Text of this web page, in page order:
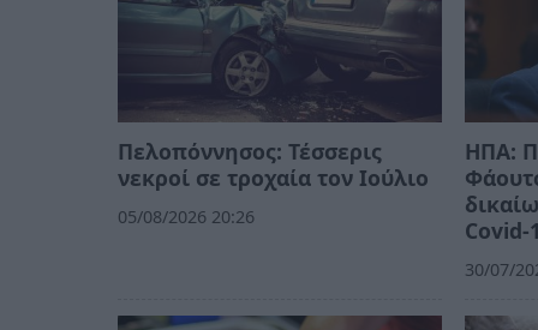
Πελοπόννησος: Τέσσερις
νεκροί σε τροχαία τον Ιούλιο
05/08/2026 20:26
ΗΠΑ:
Covid-
30/07/